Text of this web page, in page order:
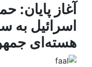
آغاز پایان:
اسرائیل به
هسته‌ای